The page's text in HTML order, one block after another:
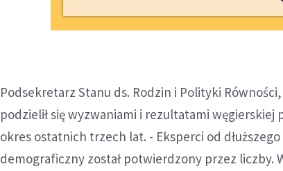
Podsekretarz Stanu ds. Rodzin i Polityki
podzielił się wyzwaniami i rezultatami
okres ostatnich trzech lat. - Eksperci od
demograficzny został potwierdzony przez liczby.